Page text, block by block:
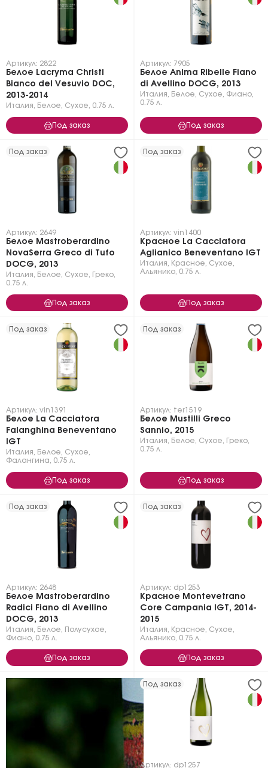
Артикул: 2822
Белое Lacryma Christi
Bianco del Vesuvio DOC,
2013-2014
Италия Белое Сухое 0.75 л.
Под заказ
Артикул: 7905
Белое Anima Ribelle Fiano
di Avellino DOCG, 2013
Италия Белое Сухое Фиано
0.75 л.
Под заказ
Под заказ
Артикул: 2649
Белое Mastroberardino
NovaSerra Greco di Tufo
DOCG, 2013
Италия Белое Сухое Греко
0.75 л.
Под заказ
Под заказ
Артикул: vin1400
Красное La Cacciatora
Aglianico Beneventano IGT
Италия Красное Сухое
Альянико 0.75 л.
Под заказ
Под заказ
Артикул: vin1391
Белое La Cacciatora
Falanghina Beneventano
IGT
Италия Белое Сухое
Фалангина
0.75 л.
Под заказ
Под заказ
Артикул: ter1519
Белое Mustilli Greco
Sannio, 2015
Италия Белое Сухое Греко
0.75 л.
Под заказ
Под заказ
Артикул: 2648
Белое Mastroberardino
Radici Fiano di Avellino
DOCG, 2013
Италия Белое Полусухое
Фиано 0.75 л.
Под заказ
Под заказ
Артикул: dp1253
Красное Montevetrano
Core Campania IGT, 2014-
2015
Италия Красное Сухое
Альянико 0.75 л.
Под заказ
Под заказ
Артикул: dp1257